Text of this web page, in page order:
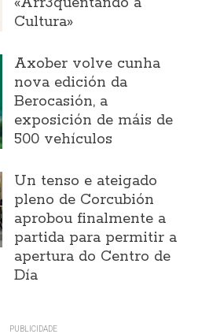
Cultura»
Axober volve cunha
nova edición da
Berocasión, a
exposición de máis de
500 vehículos
Un tenso e ateigado
pleno de Corcubión
aprobou finalmente a
partida para permitir a
apertura do Centro de
Día